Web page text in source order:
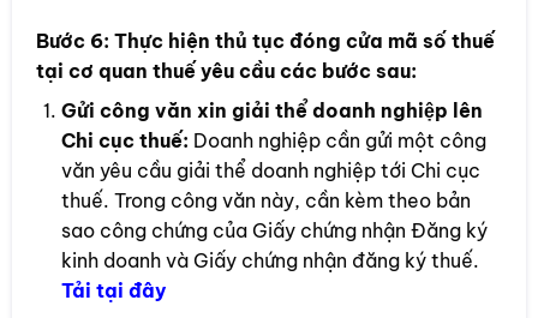
Bước 6: Thực hiện thủ tục đóng cửa mã số thuế
tại cơ quan thuế yêu cầu các bước sau:
Gửi công văn xin giải thể doanh nghiệp lên
Chi cục thuế: Doanh nghiệp cần gửi một công
văn yêu cầu giải thể doanh nghiệp tới Chi cục
thuế. Trong công văn này, cần kèm theo bản
sao công chứng của Giấy chứng nhận Đăng ký
kinh doanh và Giấy chứng nhận đăng ký thuế.
Tải tại đây